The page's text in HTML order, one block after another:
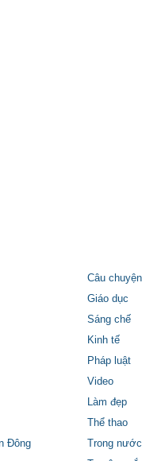
Câu chuyện
Giáo dục
Sáng chế
Kinh tế
Pháp luật
Video
Làm đẹp
Thể thao
Đông Trong nước